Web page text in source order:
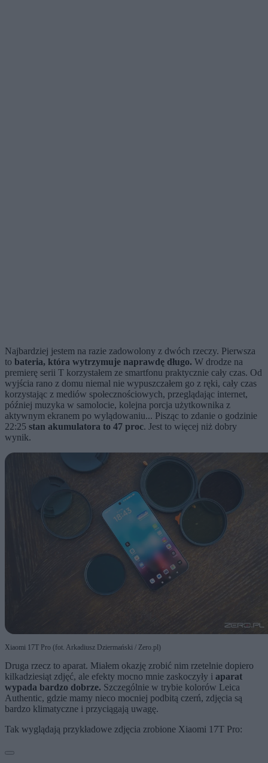
Najbardziej jestem na razie zadowolony z dwóch rzeczy. Pierwsza
to bateria, która wytrzymuje naprawdę długo. W drodze na
premierę serii T korzystałem ze smartfonu praktycznie cały czas. Od
wyjścia rano z domu niemal nie wypuszczałem go z ręki, cały czas
korzystając z mediów społecznościowych, przeglądając internet,
później muzyka w samolocie, kolejna porcja użytkownika z
aktywnym ekranem po wylądowaniu... Pisząc to zdanie o godzinie
22:25 stan akumulatora to 47 proc. Jest to więcej niż dobry
wynik.
Xiaomi 17T Pro (fot. Arkadiusz Dziermański / Zero.pl)
Druga rzecz to aparat. Miałem okazję zrobić nim rzetelnie dopiero
kilkadziesiąt zdjęć, ale efekty mocno mnie zaskoczyły i aparat
wypada bardzo dobrze. Szczególnie w trybie kolorów Leica
Authentic, gdzie mamy nieco mocniej podbitą czerń, zdjęcia są
bardzo klimatyczne i przyciągają uwagę.
Tak wyglądają przykładowe zdjęcia zrobione Xiaomi 17T Pro: